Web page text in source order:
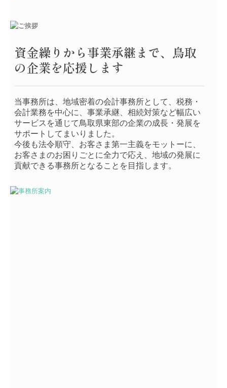
相続でお困りの方へ
資金繰りから事業承継まで、鳥取
の企業を応援します
当事務所は、地域密着の会計事務所として、税務・
会計業務を中心に、事業承継、相続対策など幅広い
サービスを通じて鳥取県東部の企業の成長・発展を
サポートしてまいりました。
今後も法令順守、お客さま第一主義をモットーに、
お客さまのお困りごとに全力で応え、地域の発展に
貢献できる事務所となることを目指します。